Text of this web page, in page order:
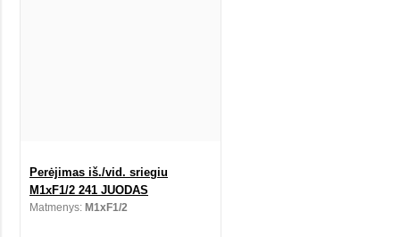
Perėjimas iš./vid. sriegiu
M1xF1/2 241 JUODAS
Matmenys: M1xF1/2